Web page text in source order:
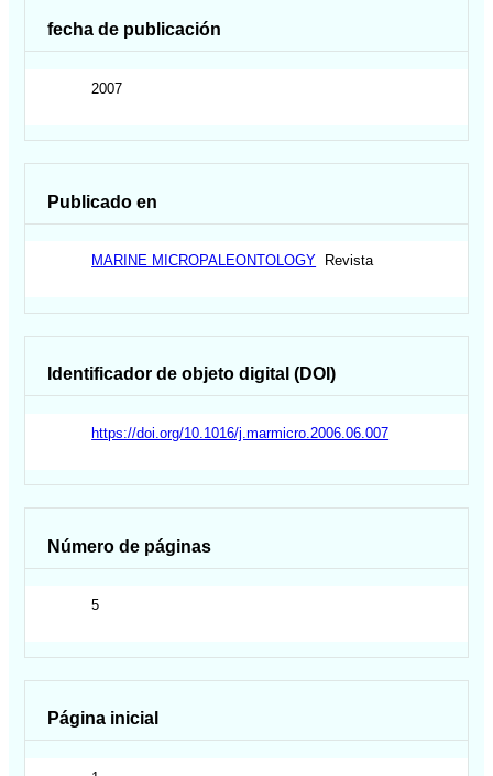
fecha de publicación
2007
Publicado en
MARINE MICROPALEONTOLOGY Revista
Identificador de objeto digital (DOI)
https://doi.org/10.1016/j.marmicro.2006.06.007
Número de páginas
5
Página inicial